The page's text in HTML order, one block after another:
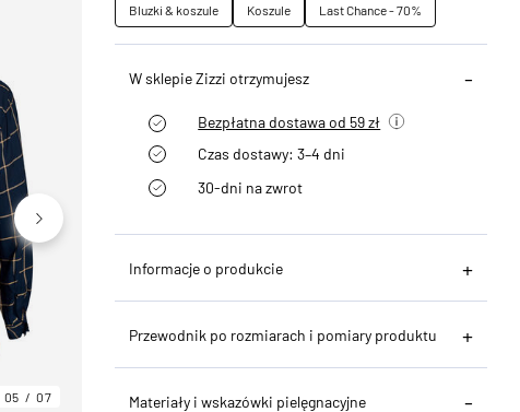
05 07 06
Bluzki & koszule Koszule Last Chance - 70%
W sklepie Zizzi otrzymujesz
Bezpłatna dostawa od 59 zł
Czas dostawy: 3–4 dni
30-dni na zwrot
Informacje o produkcie
Przewodnik po rozmiarach i pomiary produktu
Materiały i wskazówki pielęgnacyjne